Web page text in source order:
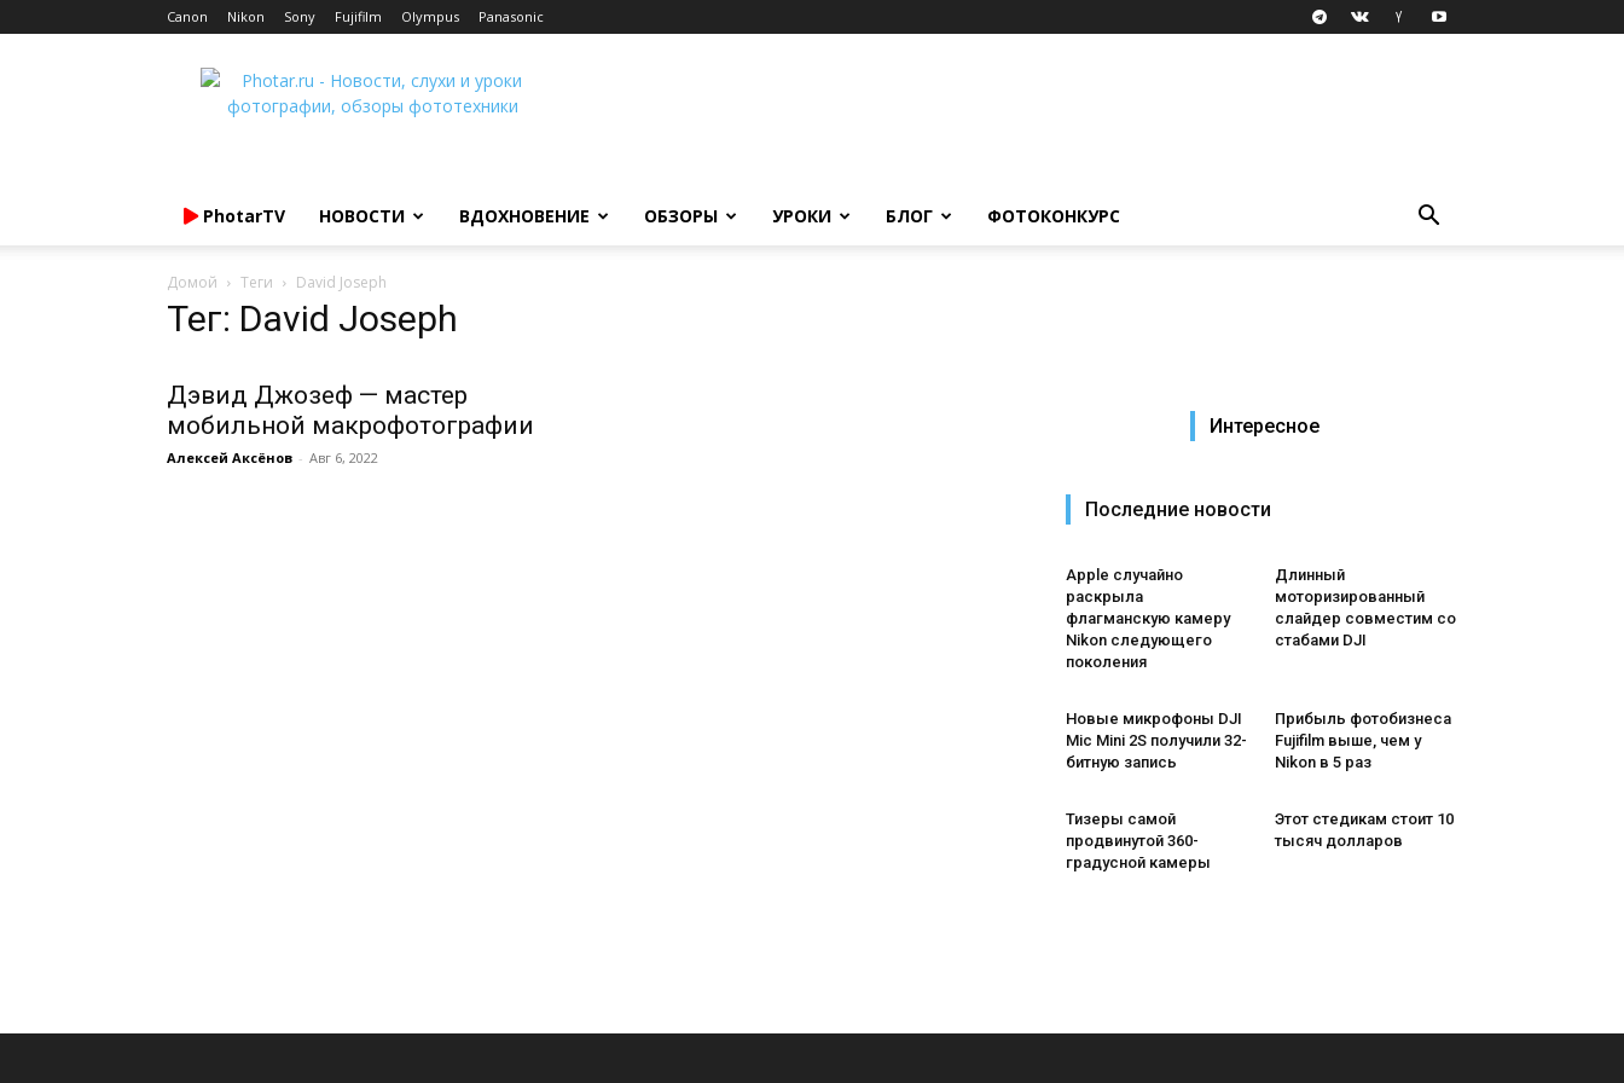
Canon Nikon Sony Fujifilm Olympus Panasonic
Photar.ru
PhotarTV НОВОСТИ ВДОХНОВЕНИЕ ОБЗОРЫ УРОКИ БЛОГ ФОТОКОНКУРС
Домой Теги David Joseph
Тег: David Joseph
Дэвид Джозеф — мастер
мобильной макрофотографии
Алексей Аксёнов - Авг 6, 2022
Интересное
Последние новости
Apple случайно
раскрыла
флагманскую камеру
Nikon следующего
поколения
Длинный
моторизированный
слайдер совместим со
стабами DJI
Новые микрофоны DJI
Mic Mini 2S получили 32-
битную запись
Прибыль фотобизнеса
Fujifilm выше, чем у
Nikon в 5 раз
Тизеры самой
продвинутой 360-
градусной камеры
Этот стедикам стоит 10
тысяч долларов